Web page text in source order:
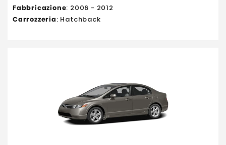
Fabbricazione: 2006 - 2012
Carrozzeria: Hatchback